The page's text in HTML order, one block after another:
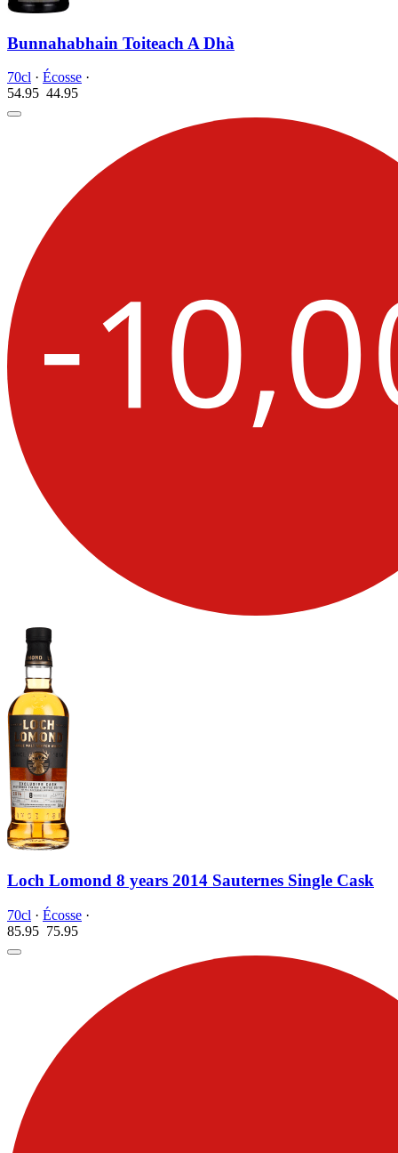
Bunnahabhain Toiteach A Dhà
70cl · Écosse ·
54.95 44.95
Loch Lomond 8 years 2014 Sauternes Single Cask
70cl · Écosse ·
85.95 75.95